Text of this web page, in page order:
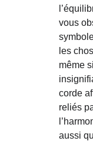
vous
les
même
corde
reliés
aussi